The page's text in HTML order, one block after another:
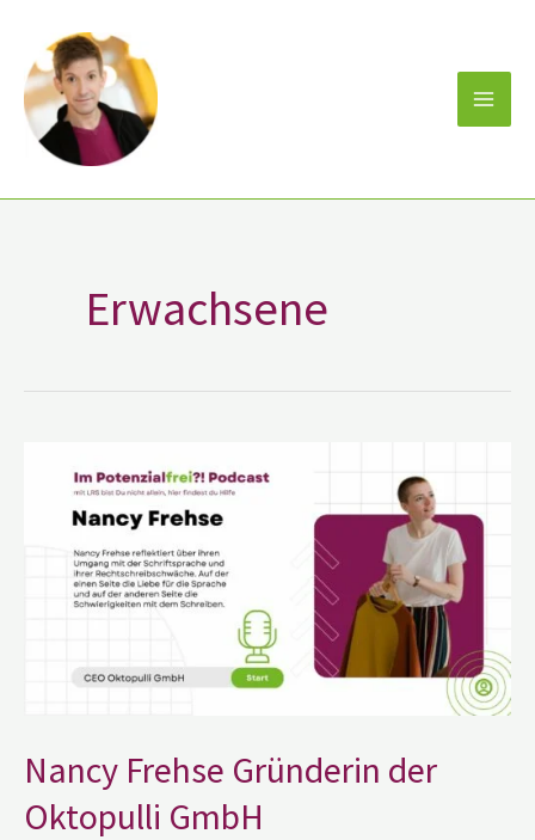
Inhalt
springen
Erwachsene
Nancy Frehse Gründerin der
Oktopulli GmbH
Frehse
Gründerin
der
Oktopulli
GmbH